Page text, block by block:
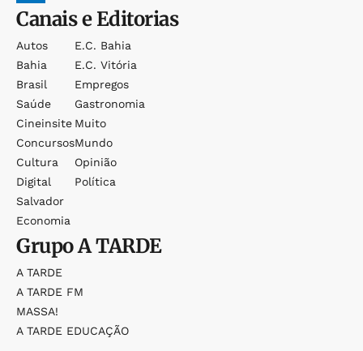
Canais e Editorias
Autos
Bahia
Brasil
Saúde
Cineinsite
Concursos
Cultura
Digital
Salvador
Economia
E.c. Bahia
E.c. Vitória
Empregos
Gastronomia
Muito
Mundo
Opinião
Política
GrupoA TARDE
A TARDE
A TARDE FM
MASSA!
A TARDE EDUCAÇÃO